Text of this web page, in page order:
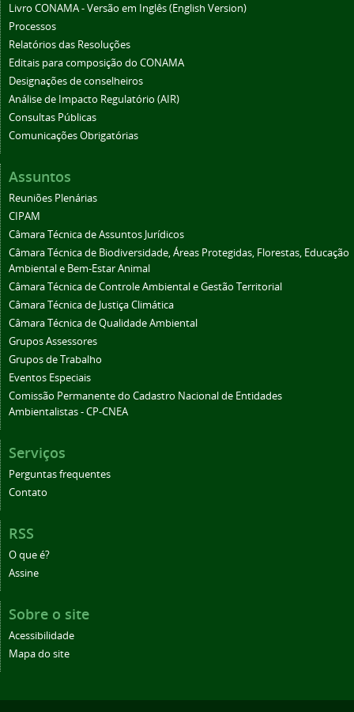
Livro CONAMA - Versão em Inglês (English Version)
Processos
Relatórios das Resoluções
Editais para composição do CONAMA
Designações de conselheiros
Análise de Impacto Regulatório (AIR)
Consultas Públicas
Comunicações Obrigatórias
Assuntos
Reuniões Plenárias
CIPAM
Câmara Técnica de Assuntos Jurídicos
Câmara Técnica de Biodiversidade, Áreas Protegidas, Florestas, Educação
Ambiental e Bem-Estar Animal
Câmara Técnica de Controle Ambiental e Gestão Territorial
Câmara Técnica de Justiça Climática
Câmara Técnica de Qualidade Ambiental
Grupos Assessores
Grupos de Trabalho
Eventos Especiais
Comissão Permanente do Cadastro Nacional de Entidades
Ambientalistas - CP-CNEA
Serviços
Perguntas frequentes
Contato
RSS
O que é?
Assine
Sobre o site
Acessibilidade
Mapa do site